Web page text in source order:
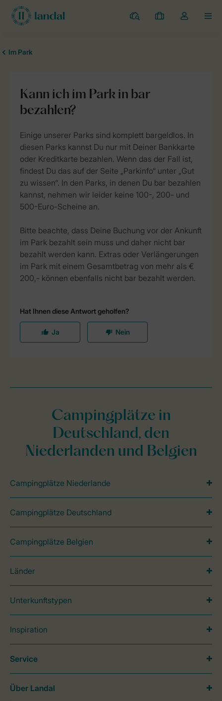
Campingplätze
Meine
Dropdown-
Campingplätze in
Deutschland, den
Niederlanden und Belgien
Campingplätze Niederlande
Campingplätze Deutschland
Campingplätze Belgien
Länder
Unterkunftstypen
Inspiration
Service
Über Landal